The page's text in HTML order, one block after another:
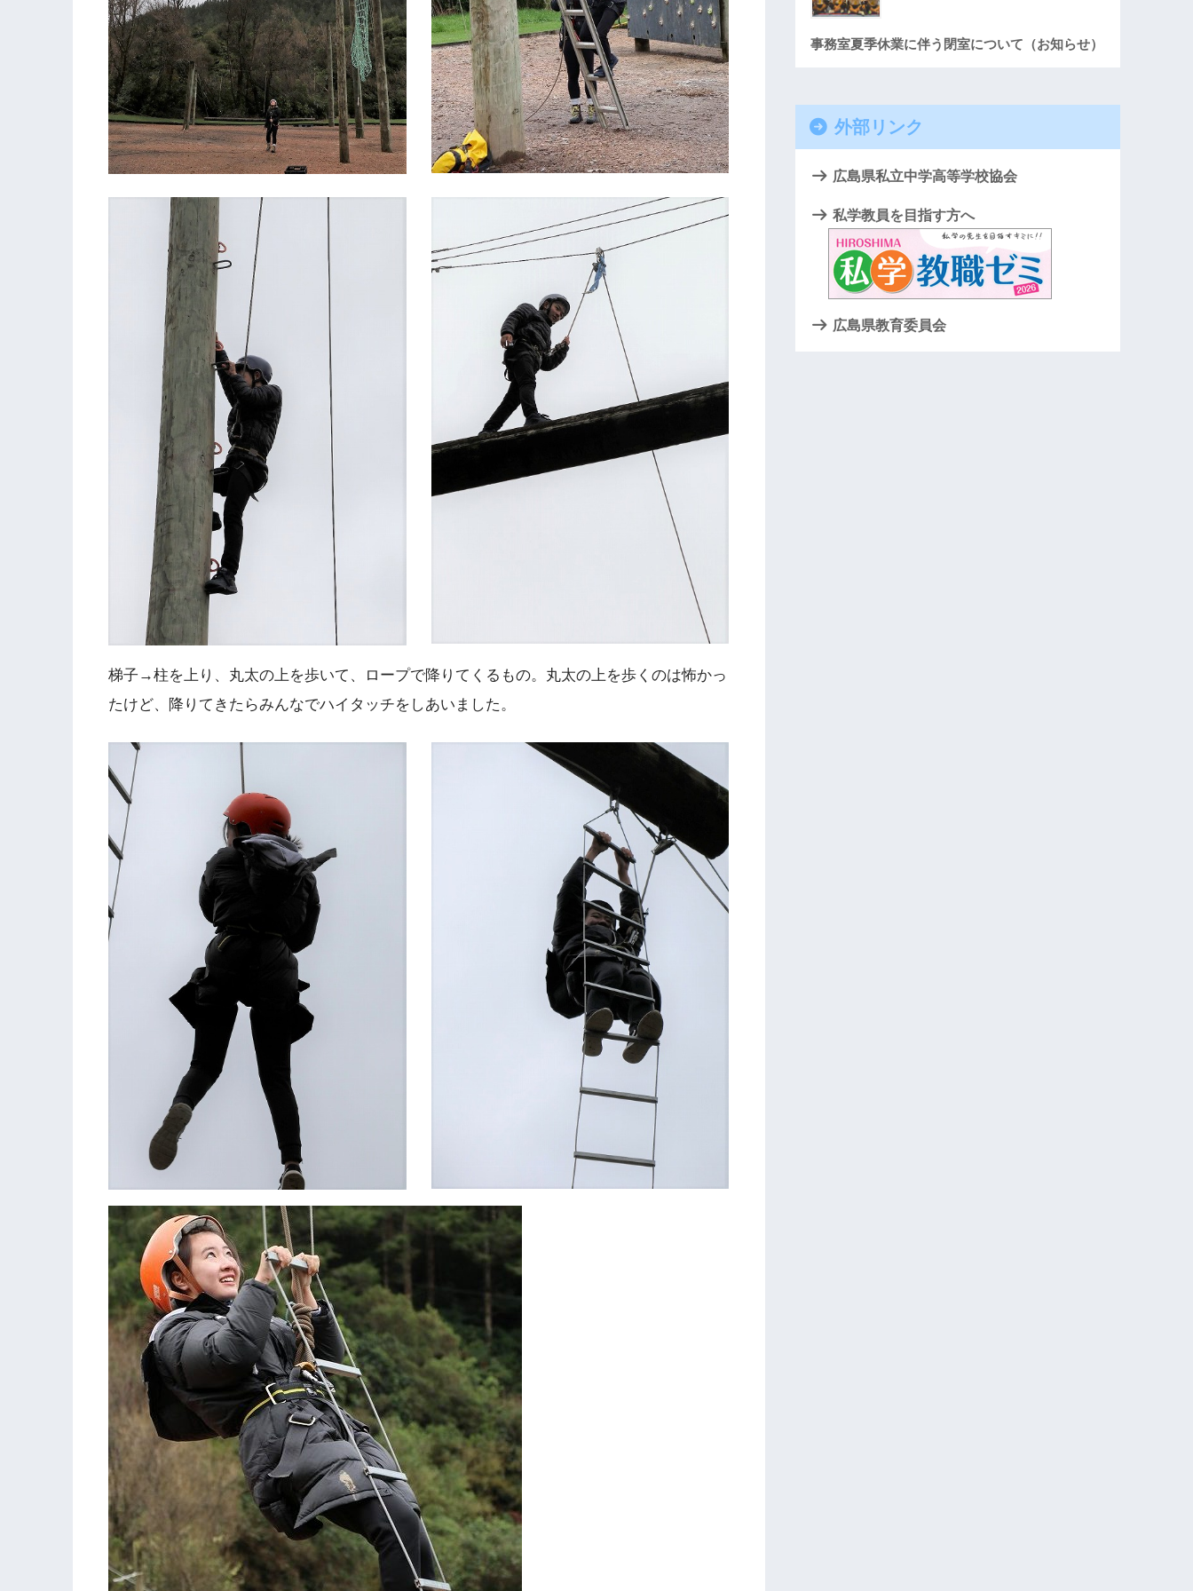
梯子→柱を上り、丸太の上を歩いて、ロープで降りてくるもの。丸太の上を歩くのは怖かっ
たけど、降りてきたらみんなでハイタッチをしあいました。
事務室夏季休業に伴う閉室について（お知らせ）
外部リンク
広島県私立中学高等学校協会
私学教員を目指す方へ
広島県教育委員会